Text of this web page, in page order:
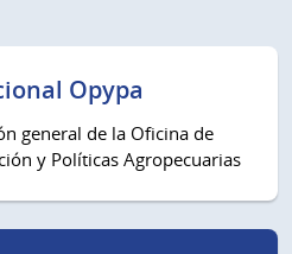
Opypa
general de la Oficina de
y Políticas Agropecuarias